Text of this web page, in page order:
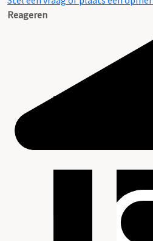
Reageren